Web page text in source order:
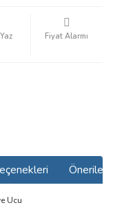
Fiyat Alarmı
Ucu